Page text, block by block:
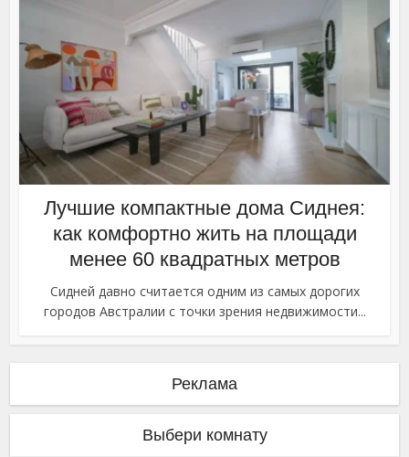
Лучшие компактные дома Сиднея:
как комфортно жить на площади
менее 60 квадратных метров
Сидней давно считается одним из самых дорогих
городов Австралии с точки зрения недвижимости...
Реклама
Выбери комнату